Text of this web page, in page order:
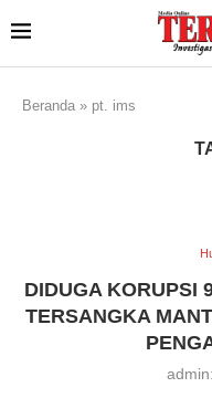
Beranda » pt. ims
DIDUGA KORUPSI
TERSANGKA
admin: